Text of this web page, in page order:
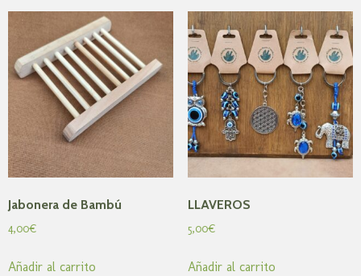
Jabonera de Bambú
4,00€
Añadir al carrito
LLAVEROS
5,00€
Añadir al carrito